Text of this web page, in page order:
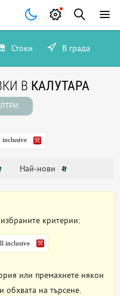
Стоки В града
В КАЛУТАРА
inclusive
Най-нови
критерии:
inclusive
или премахнете някои
обхвата на търсене.